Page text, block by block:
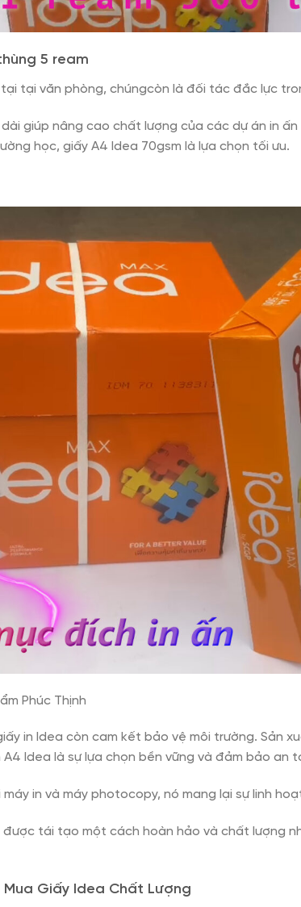
5 ream
tại văn phòng, chúngcòn là đối tác đắc lực
giúp nâng cao chất lượng của các dự án in
học, giấy A4 Idea 70gsm là lựa chọn tối ưu.
Phúc Thịnh
in Idea còn cam kết bảo vệ môi trường. Sản
Idea là sự lựa chọn bền vững và đảm bảo an
in và máy photocopy, nó mang lại sự linh
tái tạo một cách hoàn hảo và chất lượng
Giấy Idea Chất Lượng